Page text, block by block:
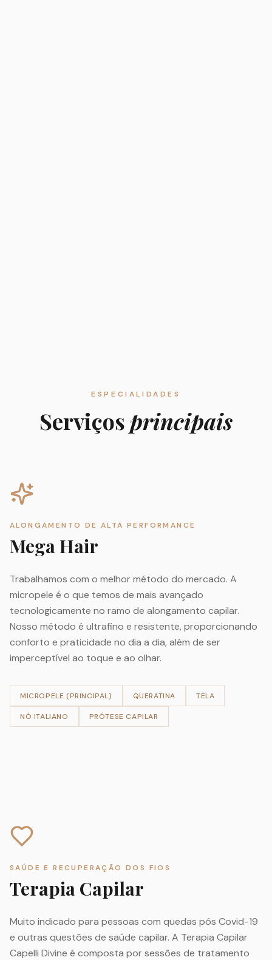
ESPECIALIDADES
Serviçosprincipais
ALONGAMENTO DE ALTA PERFORMANCE
Mega Hair
Trabalhamos com o melhor método do mercado. A
micropele é o que temos de mais avançado
tecnologicamente no ramo de alongamento capilar.
Nosso método é ultrafino e resistente, proporcionando
conforto e praticidade no dia a dia, além de ser
imperceptível ao toque e ao olhar.
MICROPELE (PRINCIPAL) QUERATINA TELA
NÓ ITALIANO PRÓTESE CAPILAR
SAÚDE E RECUPERAÇÃO DOS FIOS
Terapia Capilar
Muito indicado para pessoas com quedas pós Covid-19
e outras questões de saúde capilar. A Terapia Capilar
Capelli Divine é composta por sessões de tratamento